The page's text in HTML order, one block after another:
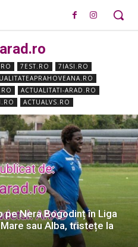
7EST.RO
7IASI.RO
ACTUALITATI-ARAD.RO
ACTUALVS.RO
pe Nera Bogodinț în Liga
sau Alba, tristețe la